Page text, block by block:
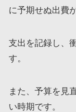
に予期せぬ出費
支出を記録し、
す。
また、予算を見
い時期です。